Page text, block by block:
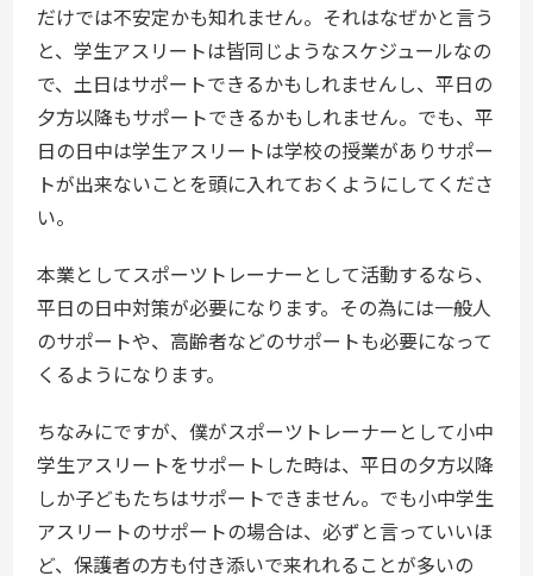
だけでは不安定かも知れません。それはなぜかと言う
と、学生アスリートは皆同じようなスケジュールなの
で、土日はサポートできるかもしれませんし、平日の
夕方以降もサポートできるかもしれません。でも、平
日の日中は学生アスリートは学校の授業がありサポー
トが出来ないことを頭に入れておくようにしてくださ
い。
本業としてスポーツトレーナーとして活動するなら、
平日の日中対策が必要になります。その為には一般人
のサポートや、高齢者などのサポートも必要になって
くるようになります。
ちなみにですが、僕がスポーツトレーナーとして小中
学生アスリートをサポートした時は、平日の夕方以降
しか子どもたちはサポートできません。でも小中学生
アスリートのサポートの場合は、必ずと言っていいほ
ど、保護者の方も付き添いで来れれることが多いの